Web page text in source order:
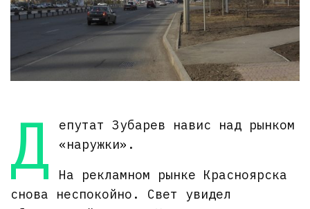
Д
епутат Зубарев навис над рынком
«наружки».
На рекламном рынке Красноярска
снова неспокойно. Свет увидел